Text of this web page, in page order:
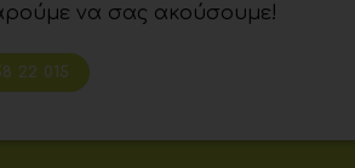
να σας ακούσουμε!
22 015